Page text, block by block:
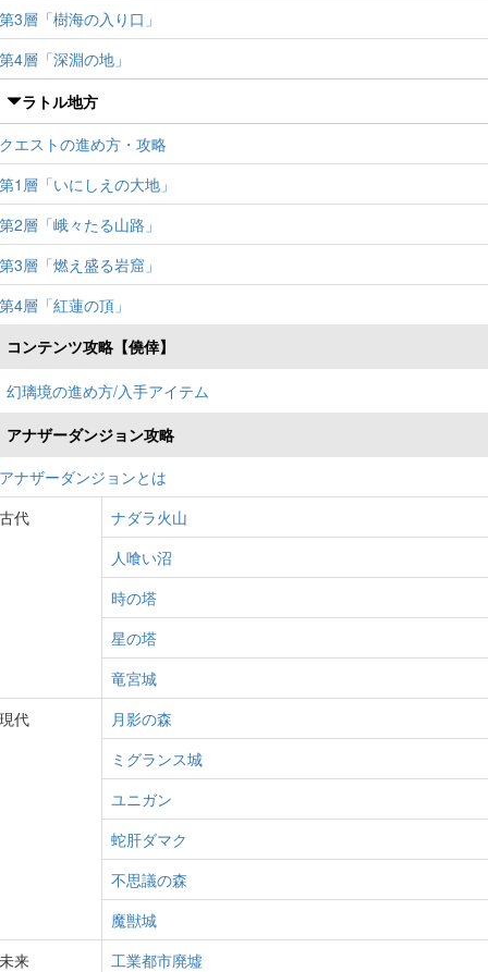
第3層「樹海の入り口」
第4層「深淵の地」
ラトル地方
クエストの進め方・攻略
第1層「いにしえの大地」
第2層「峨々たる山路」
第3層「燃え盛る岩窟」
第4層「紅蓮の頂」
コンテンツ攻略【僥倖】
幻璃境の進め方/入手アイテム
アナザーダンジョン攻略
アナザーダンジョンとは
古代
ナダラ火山
人喰い沼
時の塔
星の塔
竜宮城
現代
月影の森
ミグランス城
ユニガン
蛇肝ダマク
不思議の森
魔獣城
未来
工業都市廃墟